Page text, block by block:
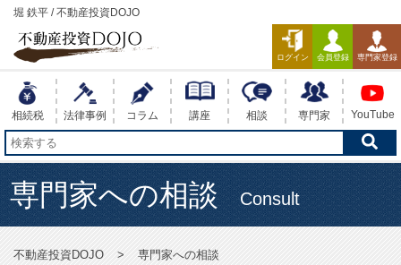
堀 鉄平 / 不動産投資DOJO
ログイン 会員登録 専門家登録
相続税 法律事例 コラム 講座 相談 専門家 YouTube
専門家への相談 Consult
不動産投資DOJO 専門家への相談